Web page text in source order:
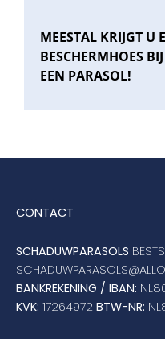
MEESTAL KRIJGT U
BESCHERMHOES
EEN PARASOL!
CONTACT
SCHADUWPARASOLS
BANKREKENING / IBAN:
KVK: 17264972 BTW-NR: